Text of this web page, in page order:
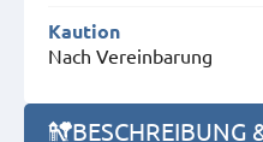
Kaution
Nach Vereinbarung
BESCHREIBUNG